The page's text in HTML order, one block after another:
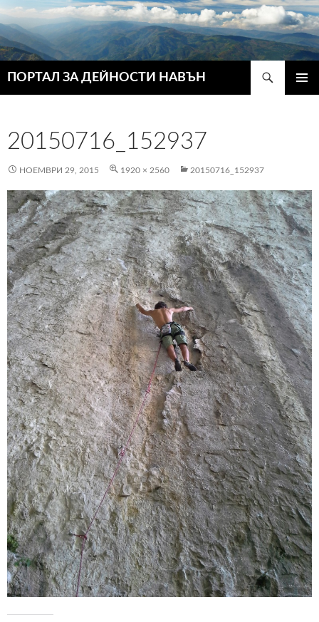
ПОРТАЛ ЗА ДЕЙНОСТИ НАВЪН
20150716_152937
НОЕМВРИ 29, 2015 1920 × 2560 20150716_152937